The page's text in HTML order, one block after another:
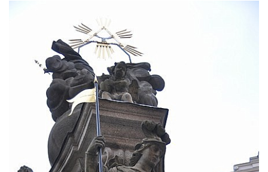
Sloup Panny Marie Immaculaty u kostela
svatých Petra a Pavla v Růžové
Sloup svatého Josefa s Ježíškem u kostela
svatých Petra a Pavla v Růžové
Sloup Nejsvětější Trojice ve Varnsdorfu
Sloup Panny Marie v Kraslicích
Sloup se sochou Krista Salvátora v
Jablonném v Podještědí